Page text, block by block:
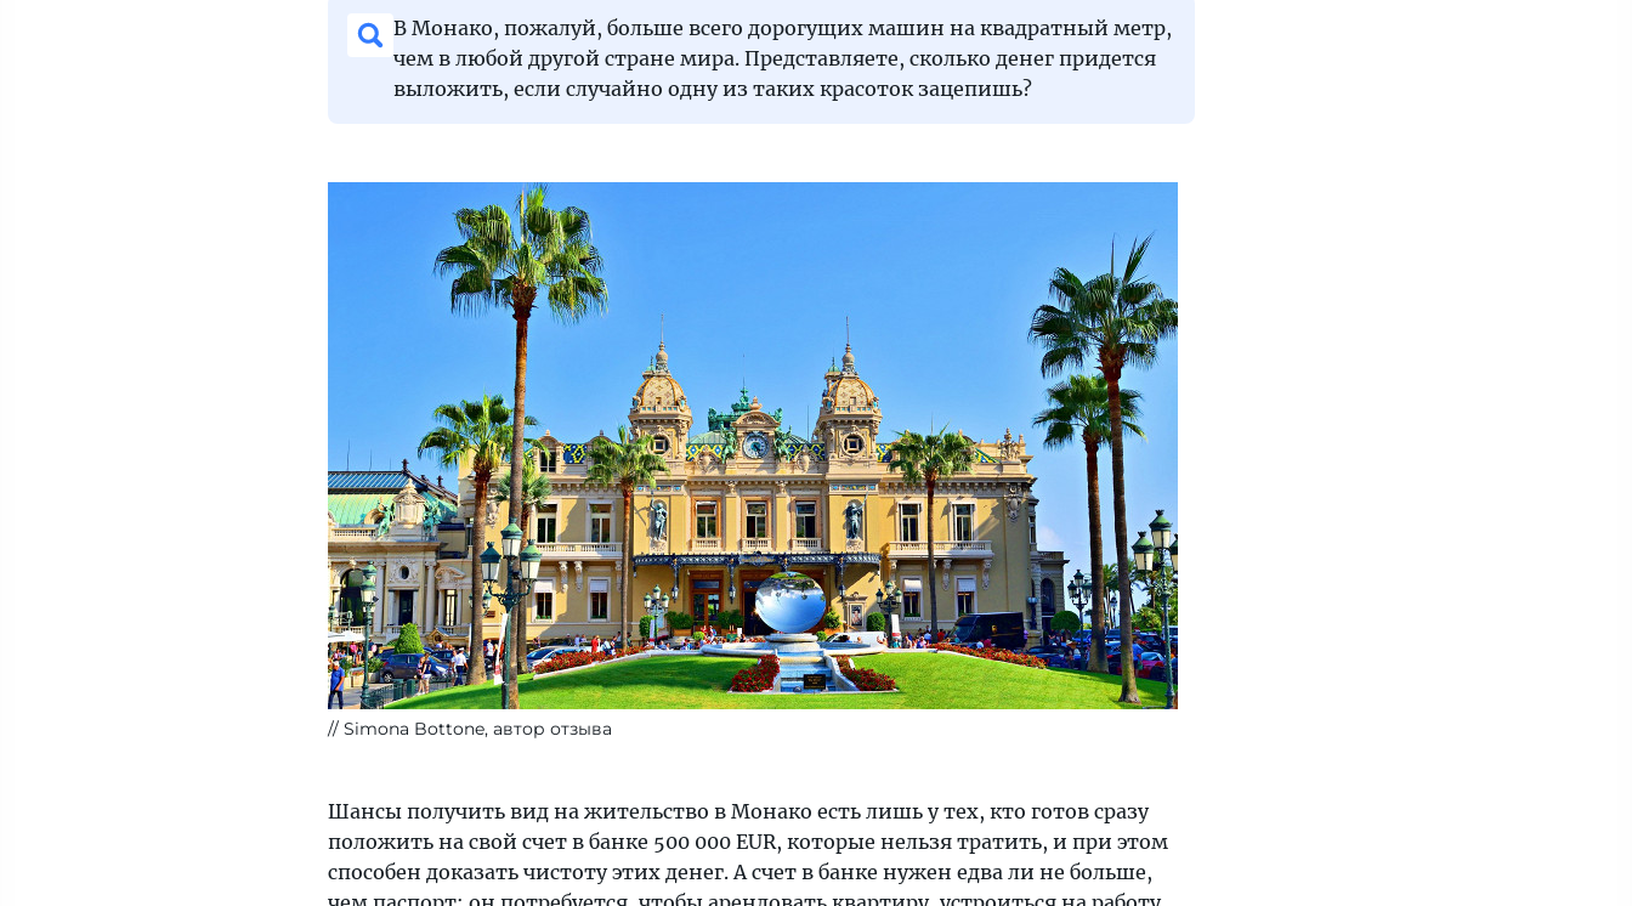
В Монако, пожалуй, больше всего дорогущих машин на квадратный метр,
чем в любой другой стране мира. Представляете, сколько денег придется
выложить, если случайно одну из таких красоток зацепишь?
Simona Bottone, автор отзыва
Шансы получить вид на жительство в Монако есть лишь у тех, кто готов сразу
положить на свой счет в банке 500 000 EUR, которые нельзя тратить, и при этом
способен доказать чистоту этих денег. А счет в банке нужен едва ли не больше,